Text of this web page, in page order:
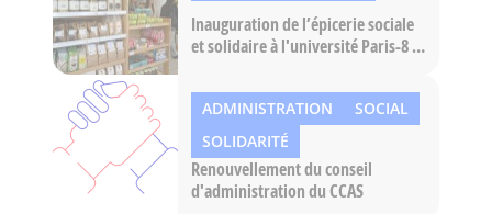
Inauguration de l’épicerie sociale
et solidaire à l'université Paris-8 :
peut être qu’une lutte collective »
ADMINISTRATION
SOCIAL
SOLIDARITÉ
Renouvellement du conseil
d'administration du CCAS